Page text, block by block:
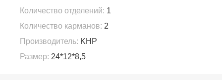
Количество отделений: 1
Количество карманов: 2
Производитель: KHP
Размер: 24*12*8,5